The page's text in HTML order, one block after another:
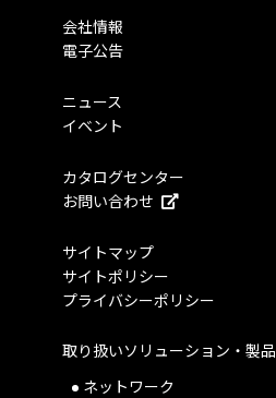
会社情報
電子公告
ニュース
イベント
カタログセンター
お問い合わせ
サイトマップ
サイトポリシー
プライバシーポリシー
取り扱いソリューション・製品
ネットワーク